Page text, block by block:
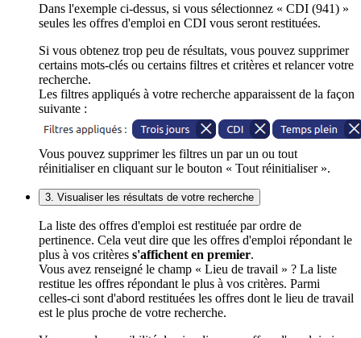
Dans l'exemple ci-dessus, si vous sélectionnez « CDI (941) »
seules les offres d'emploi en CDI vous seront restituées.
Si vous obtenez trop peu de résultats, vous pouvez supprimer
certains mots-clés ou certains filtres et critères et relancer votre
recherche.
Les filtres appliqués à votre recherche apparaissent de la façon
suivante :
Vous pouvez supprimer les filtres un par un ou tout
réinitialiser en cliquant sur le bouton « Tout réinitialiser ».
3. Visualiser les résultats de votre recherche
La liste des offres d'emploi est restituée par ordre de
pertinence. Cela veut dire que les offres d'emploi répondant le
plus à vos critères s'affichent en premier.
Vous avez renseigné le champ « Lieu de travail » ? La liste
restitue les offres répondant le plus à vos critères. Parmi
celles-ci sont d'abord restituées les offres dont le lieu de travail
est le plus proche de votre recherche.